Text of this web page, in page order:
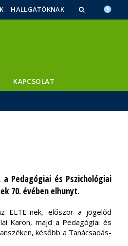
HALLGATÓKNAK
KAPCSOLAT
Pedagógiai és Pszichológiai
70. évében elhunyt.
ELTE-nek, először a jogelőd
Karon, majd a Pedagógiai és
később a Tanácsadás-